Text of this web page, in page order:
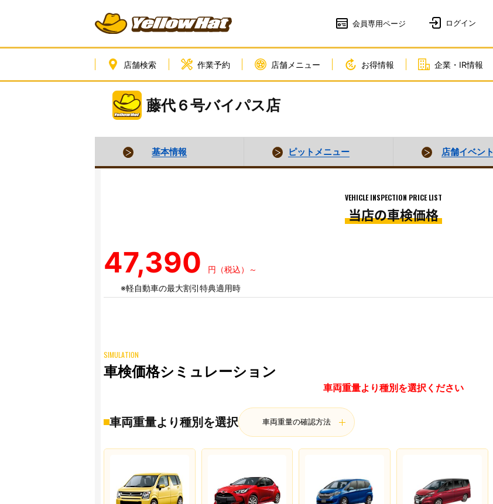
会員専用ページ
店舗検索 作業予約 店舗メニュー お得情報 企業・IR情報
藤代６号バイパス店
基本情報 ピットメニュー 店舗イベント
VEHICLE INSPECTION PRICE LIST
当店の車検価格
47,390
円（税込）～
※軽自動車の最大割引特典適用時
SIMULATION
車検価格シミュレーション
車両重量より種別を選択ください
車両重量より種別を選択 車両重量の確認方法